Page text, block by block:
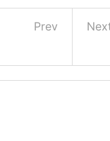
Prev